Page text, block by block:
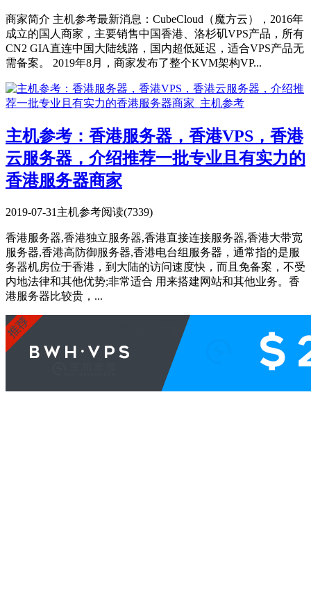
商家简介 主机参考最新消息：CubeCloud（魔方云），2016年
成立的国人商家，主要销售中国香港、洛杉矶VPS产品，所有
CN2 GIA直连中国大陆线路，国内超低延迟，适合VPS产品无
需备案。 2019年8月，商家发布了整个KVM架构VP...
主机参考：香港服务器，香港VPS，香港
云服务器，介绍推荐一批专业且有实力的
香港服务器商家
2019-07-31 主机参考阅读(7339)
香港服务器,香港独立服务器,香港直接连接服务器,香港大带宽
服务器,香港高防御服务器,香港电台组服务器，通常指的是服
务器机房位于香港，到大陆的访问速度快，而且免备案，不受
内地法律和其他优势;非常适合 用来搭建网站和其他业务。香
港服务器比较贵，...